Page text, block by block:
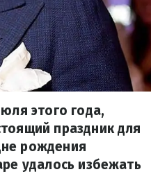
этого года,
праздник для
рождения
удалось избежать